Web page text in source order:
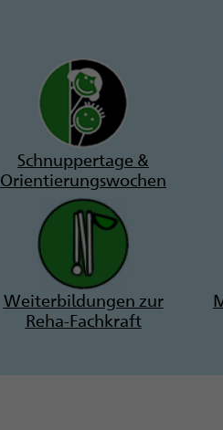
Schnuppertage &
Orientierungswochen
Weiterbildungen zur
Reha-Fachkraft